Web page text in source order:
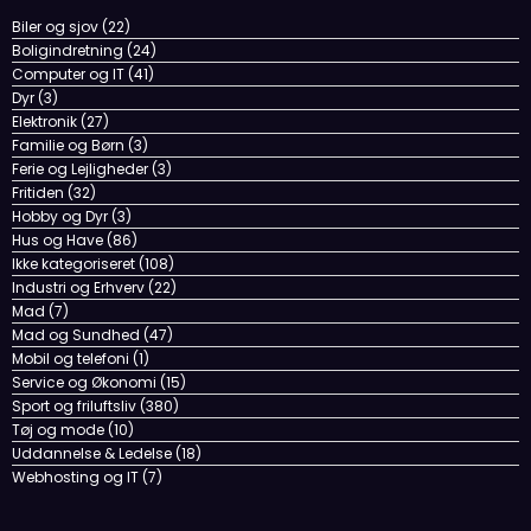
Elektronik(27)
Familie og Børn (3)
Ferie og Lejligheder(3)
Fritiden
Hobby og Dyr
Hus og Have(86)
Ikke kategoriseret(108)
Industri og Erhverv
Mad(7)
Mad og Sundhed
Mobil og telefoni(1)
Service og Økonomi(15)
Sport og friluftsliv
Tøj og mode(10)
Uddannelse & Ledelse
Webhosting og IT(7)
Forside